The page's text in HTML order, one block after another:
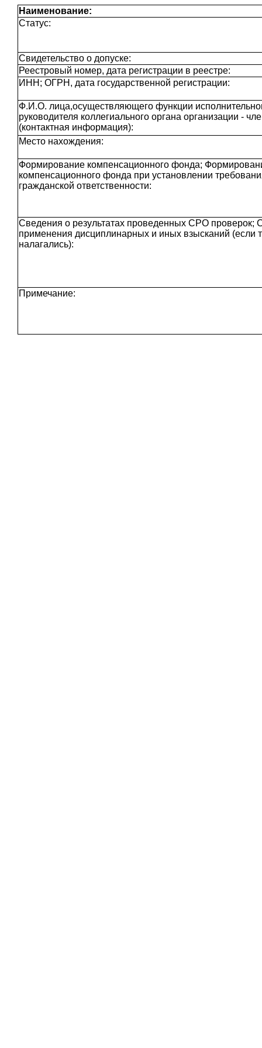
Наименование:
Статус:
Свидетельство о допуске:
Реестровый номер, дата регистрации в реестре:
ИНН; ОГРН, дата государственной регистрации:
Ф.И.О. лица,осуществляющего функции
руководителя коллегиального органа организации -
(контактная информация):
Место нахождения:
Формирование компенсационного фонда;
компенсационного фонда при установлении
гражданской ответственности:
Сведения о результатах проведенных СРО проверок;
применения дисциплинарных и иных взысканий (если
налагались):
Примечание: